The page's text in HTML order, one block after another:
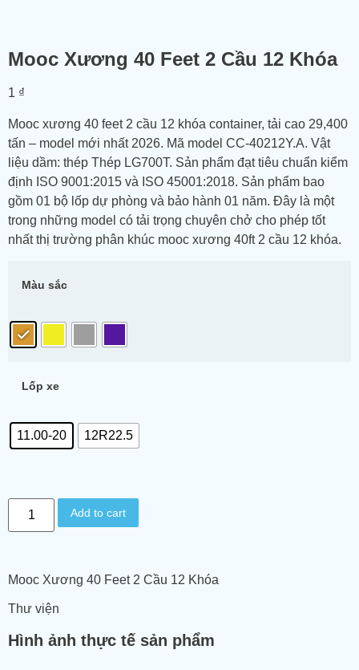
Mooc Xương 40 Feet 2 Cầu 12 Khóa
1 ₫
Mooc xương 40 feet 2 cầu 12 khóa container, tải cao 29,400
tấn – model mới nhất 2026. Mã model CC-40212Y.A. Vật
liệu dầm: thép Thép LG700T. Sản phẩm đạt tiêu chuẩn kiểm
định ISO 9001:2015 và ISO 45001:2018. Sản phẩm bao
gồm 01 bộ lốp dự phòng và bảo hành 01 năm. Đây là một
trong những model có tải trọng chuyên chở cho phép tốt
nhất thị trường phân khúc mooc xương 40ft 2 cầu 12 khóa.
Màu sắc
Lốp xe
11.00-20 12R22.5
Add to cart
Mooc Xương 40 Feet 2 Cầu 12 Khóa
Thư viện
Hình ảnh thực tế sản phẩm